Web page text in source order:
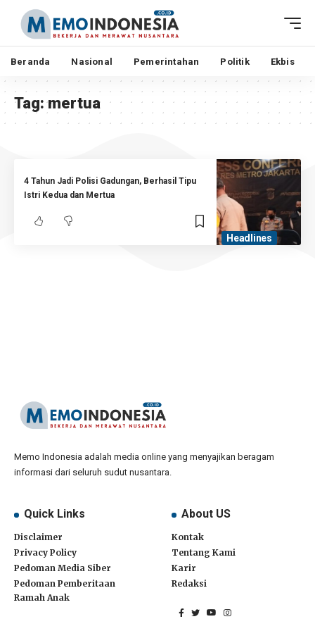
Beranda Nasional Pemerintahan Politik Ekbis
Tag:mertua
Headlines
4 Tahun Jadi Polisi Gadungan, Berhasil Tipu
Istri Kedua dan Mertua
Memo Indonesia adalah media online yang menyajikan beragam
informasi dari seluruh sudut nusantara.
Quick Links
Disclaimer
Privacy Policy
Pedoman Media Siber
Pedoman Pemberitaan
Ramah Anak
About US
Kontak
Tentang Kami
Karir
Redaksi